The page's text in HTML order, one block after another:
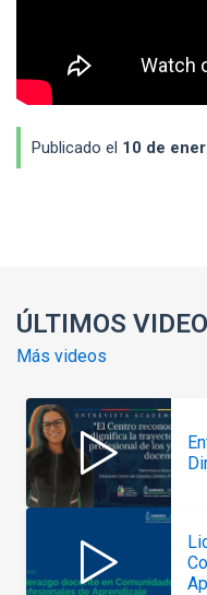
Publicado el 10 de
ÚLTIMOS
Más videos